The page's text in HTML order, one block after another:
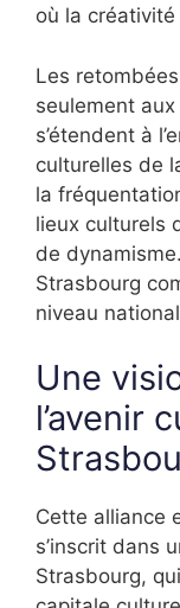
où la
Les
seulement
s’étendent à
culturelles de
la
lieux culturels
de
Strasbourg
niveau
Une
l’avenir
Cette alliance
s’inscrit dans
Strasbourg,